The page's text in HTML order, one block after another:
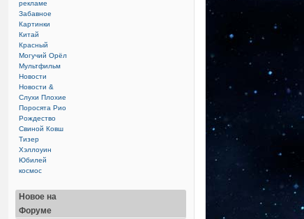
рекламе
Забавное
Картинки
Китай
Красный
Могучий Орёл
Мультфильм
Новости
Новости &
Слухи Плохие
Поросята Рио
Рождество
Свиной Ковш
Тизер
Хэллоуин
Юбилей
космос
Новое на
Форуме